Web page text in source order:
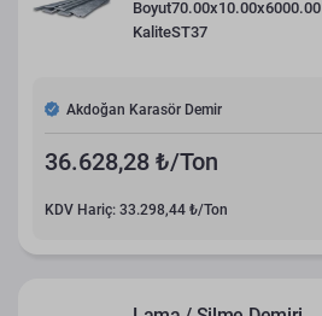
Boyut70.00x10.00x6000.00
KaliteST37
Akdoğan Karasör Demir
36.628,28 ₺/Ton
KDV Hariç: 33.298,44 ₺/Ton